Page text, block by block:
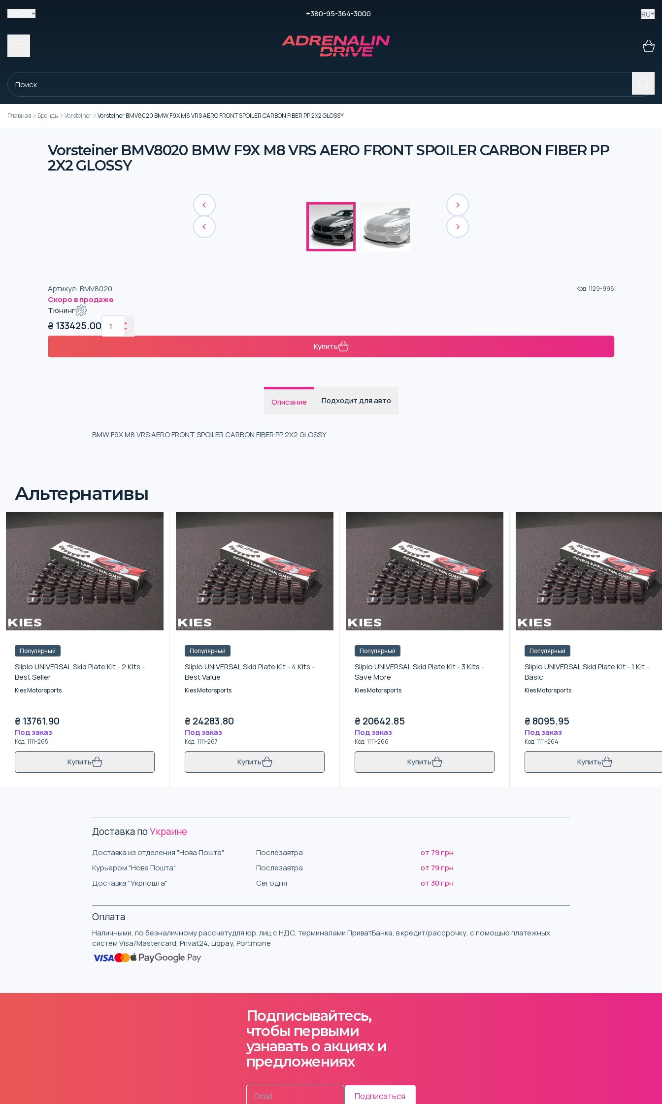
+380-95-364-3000 RU
Главная Бренды Vorsteiner Vorsteiner BMV8020 BMW F9X M8 VRS AERO FRONT SPOILER CARBON FIBER PP 2X2 GLOSSY
Vorsteiner BMV8020 BMW F9X M8 VRS AERO FRONT SPOILER CARBON FIBER PP
2X2 GLOSSY
Артикул: BMV8020 Код:1129-998
Скоро в продаже
Тюнинг
₴ 133425.00
Купить
Описание Подходит для авто
BMW F9X M8 VRS AERO FRONT SPOILER CARBON FIBER PP 2X2 GLOSSY
Альтернативы
Популярный
Sliplo UNIVERSAL Skid Plate Kit - 2 Kits -
Best Seller
Kies Motorsports
₴ 13761.90
Под заказ
Код:1111-265
Купить
Популярный
Sliplo UNIVERSAL Skid Plate Kit - 4 Kits -
Best Value
Kies Motorsports
₴ 24283.80
Под заказ
Код:1111-267
Купить
Популярный
Sliplo UNIVERSAL Skid Plate Kit - 3 Kits -
Save More
Kies Motorsports
₴ 20642.85
Под заказ
Код:1111-266
Купить
Популярный
Sliplo UNIVERSAL Skid Plate Kit - 1 Kit -
Basic
Kies Motorsports
₴ 8095.95
Под заказ
Код:1111-264
Купить
Доставка поУкраине
Доставка из отделения "Нова Пошта" Послезавтра
от 79 грн
Курьером "Нова Пошта"
Послезавтра
от 79 грн
Доставка "Укрпошта"
Сегодня от 30 грн
Оплата
Наличными, по безналичному рассчетудля юр. лиц с НДС, терминалами ПриватБанка, в кредит/рассрочку, с помощью платежных
систем Visa/Mastercard, Privat24, Liqpay, Portmone
Подписывайтесь,
чтобы первыми
узнавать о акциях и
предложениях
Подписаться